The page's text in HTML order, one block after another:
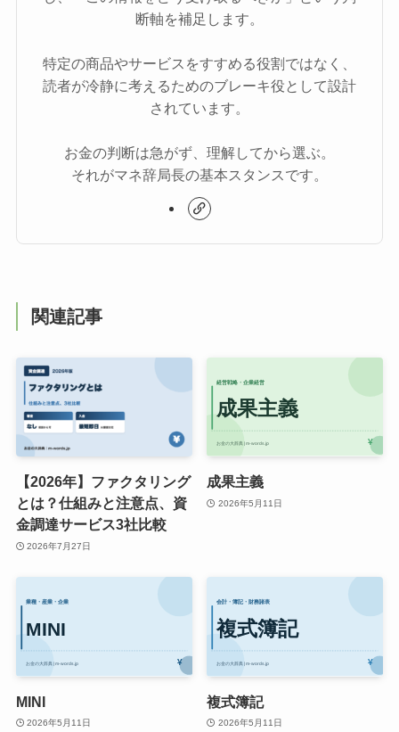
断軸を補足します。
特定の商品やサービスをすすめる役割ではなく、
読者が冷静に考えるためのブレーキ役として設計
されています。
お金の判断は急がず、理解してから選ぶ。
それがマネ辞局長の基本スタンスです。
関連記事
【2026年】ファクタリング
とは？仕組みと注意点、資
金調達サービス3社比較
2026年7月27日
成果主義
2026年5月11日
MINI
2026年5月11日
複式簿記
2026年5月11日